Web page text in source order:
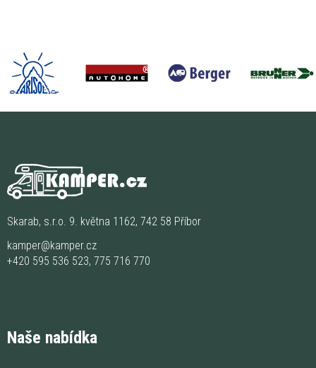
Skarab, s.r.o. 9. května 1162, 742 58 Příbor
kamper@kamper.cz
+420 595 536 523, 775 716 770
Naše nabídka